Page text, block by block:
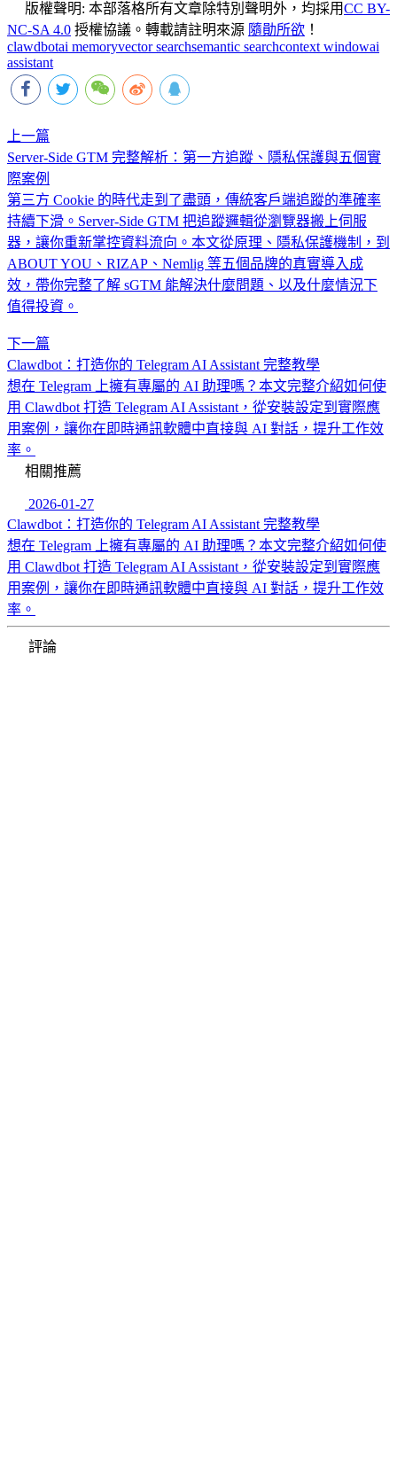
版權聲明: 本部落格所有文章除特別聲明外，均採用CC BY-
NC-SA 4.0 授權協議。轉載請註明來源 隨勛所欲 ！
clawdbotai memoryvector searchsemantic searchcontext windowai
assistant
上一篇
Server-Side GTM 完整解析：第一方追蹤、隱私保護與五個實
際案例
第三方 Cookie 的時代走到了盡頭，傳統客戶端追蹤的準確率
持續下滑。Server-Side GTM 把追蹤邏輯從瀏覽器搬上伺服
器，讓你重新掌控資料流向。本文從原理、隱私保護機制，到
ABOUT YOU、RIZAP、Nemlig 等五個品牌的真實導入成
效，帶你完整了解 sGTM 能解決什麼問題、以及什麼情況下
值得投資。
下一篇
Clawdbot：打造你的 Telegram AI Assistant 完整教學
想在 Telegram 上擁有專屬的 AI 助理嗎？本文完整介紹如何使
用 Clawdbot 打造 Telegram AI Assistant，從安裝設定到實際應
用案例，讓你在即時通訊軟體中直接與 AI 對話，提升工作效
率。
相關推薦
2026-01-27
Clawdbot：打造你的 Telegram AI Assistant 完整教學
想在 Telegram 上擁有專屬的 AI 助理嗎？本文完整介紹如何使
用 Clawdbot 打造 Telegram AI Assistant，從安裝設定到實際應
用案例，讓你在即時通訊軟體中直接與 AI 對話，提升工作效
率。
評論